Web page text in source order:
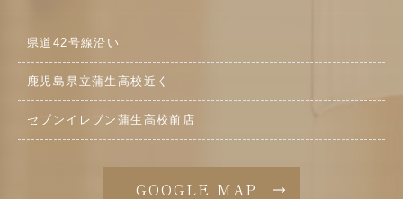
県道42号線沿い
鹿児島県立蒲生高校近く
セブンイレブン蒲生高校前店
GOOGLE MAP